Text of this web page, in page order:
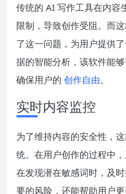
传统的 AI 写作工具在内容
限制，导致创作受阻。而
了这一问题，为用户提供
据的智能分析，该软件能
确保用户的 创作自由。
实时内容监控
为了维持内容的安全性，
统。在用户创作的过程中
在发现潜在敏感词时，及
要的风险，还能帮助用户